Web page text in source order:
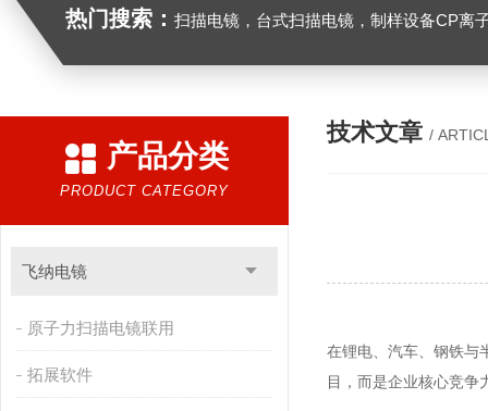
热门搜索： 扫描电镜，台式扫描电镜，制样设备CP离子研磨仪，原位样品杆，可视化颗粒检测
产品分类
PRODUCT CATEGORY
飞纳电镜
原子力扫描电镜联用
拓展软件
技术文章 /
在锂电、汽车、钢铁与
目，而是企业核心竞争